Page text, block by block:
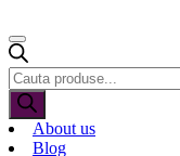
Products
search
About us
Blog